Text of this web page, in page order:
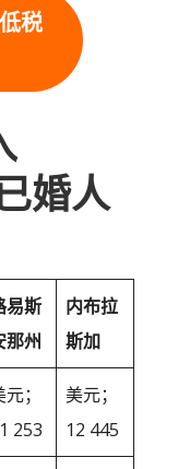
税
婚人
易斯
那州
内布拉
斯加
；
253
美元；
12 445